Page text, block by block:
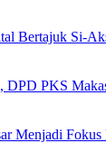
Bertajuk Si-
PKS
Menjadi